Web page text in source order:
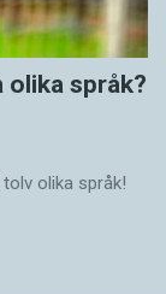
olika språk?
olika språk!